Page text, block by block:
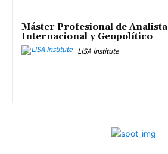
Máster Profesional de Analista
Internacional y Geopolítico
LISA Institute